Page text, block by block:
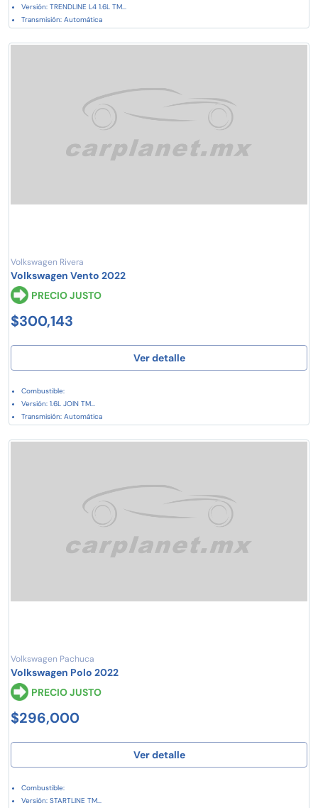
Versión: TRENDLINE L4 1.6L TM...
Transmisión: Automática
Volkswagen Rivera
Volkswagen Vento 2022
PRECIO JUSTO
$300,143
Ver detalle
Combustible:
Versión: 1.6L JOIN TM...
Transmisión: Automática
Volkswagen Pachuca
Volkswagen Polo 2022
PRECIO JUSTO
$296,000
Ver detalle
Combustible:
Versión: STARTLINE TM...